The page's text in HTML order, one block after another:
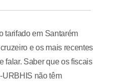
tarifado em Santarém
e os mais recentes
falar. Saber que os fiscais
não têm